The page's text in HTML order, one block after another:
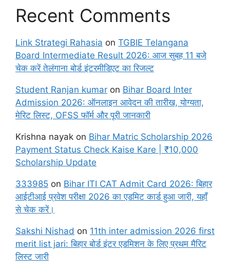
Recent Comments
Link Strategi Rahasia on TGBIE Telangana
Board Intermediate Result 2026: आज सुबह 11 बजे
चेक करें तेलंगाना बोर्ड इंटरमीडिएट का रिजल्ट
Student Ranjan kumar on Bihar Board Inter
Admission 2026: ऑनलाइन आवेदन की तारीख, योग्यता,
मेरिट लिस्ट, OFSS फॉर्म और पूरी जानकारी
Krishna nayak on Bihar Matric Scholarship 2026
Payment Status Check Kaise Kare | ₹10,000
Scholarship Update
333985 on Bihar ITI CAT Admit Card 2026: बिहार
आईटीआई प्रवेश परीक्षा 2026 का एडमिट कार्ड हुआ जारी, यहाँ
से चेक करें।
Sakshi Nishad on 11th inter admission 2026 first
merit list jari: बिहार बोर्ड इंटर एडमिशन के लिए प्रथम मैरिट
लिस्ट जारी